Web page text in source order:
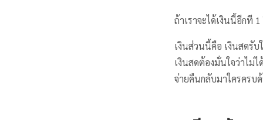
ถ้าเราจะได้เงินนี้อีกที
เงินส่วนนี้คือ เงินสดรั
เงินสดต้องมั่นใจว่าไม่
จ่ายคืนกลับมาใครครบ